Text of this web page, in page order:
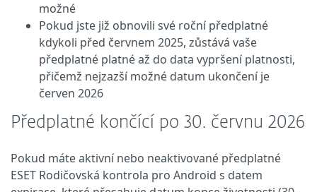
možné
Pokud jste již obnovili své roční předplatné
kdykoli před červnem 2025, zůstává vaše
předplatné platné až do data vypršení platnosti,
přičemž nejzazší možné datum ukončení je
červen 2026
Předplatné končící po 30. červnu 2026
Pokud máte aktivní nebo neaktivované předplatné
ESET Rodičovská kontrola pro Android s datem